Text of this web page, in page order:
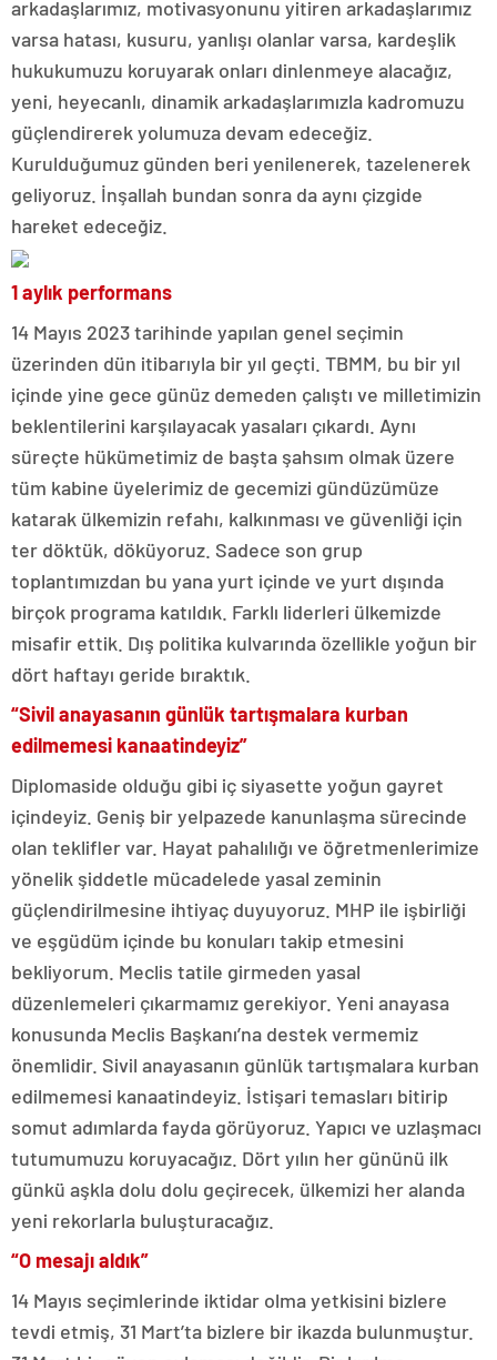
arkadaşlarımız, motivasyonunu yitiren arkadaşlarımız
varsa hatası, kusuru, yanlışı olanlar varsa, kardeşlik
hukukumuzu koruyarak onları dinlenmeye alacağız,
yeni, heyecanlı, dinamik arkadaşlarımızla kadromuzu
güçlendirerek yolumuza devam edeceğiz.
Kurulduğumuz günden beri yenilenerek, tazelenerek
geliyoruz. İnşallah bundan sonra da aynı çizgide
hareket edeceğiz.
1 aylık performans
14 Mayıs 2023 tarihinde yapılan genel seçimin
üzerinden dün itibarıyla bir yıl geçti. TBMM, bu bir yıl
içinde yine gece günüz demeden çalıştı ve milletimizin
beklentilerini karşılayacak yasaları çıkardı. Aynı
süreçte hükümetimiz de başta şahsım olmak üzere
tüm kabine üyelerimiz de gecemizi gündüzümüze
katarak ülkemizin refahı, kalkınması ve güvenliği için
ter döktük, döküyoruz. Sadece son grup
toplantımızdan bu yana yurt içinde ve yurt dışında
birçok programa katıldık. Farklı liderleri ülkemizde
misafir ettik. Dış politika kulvarında özellikle yoğun bir
dört haftayı geride bıraktık.
“Sivil anayasanın günlük tartışmalara kurban
edilmemesi kanaatindeyiz”
Diplomaside olduğu gibi iç siyasette yoğun gayret
içindeyiz. Geniş bir yelpazede kanunlaşma sürecinde
olan teklifler var. Hayat pahalılığı ve öğretmenlerimize
yönelik şiddetle mücadelede yasal zeminin
güçlendirilmesine ihtiyaç duyuyoruz. MHP ile işbirliği
ve eşgüdüm içinde bu konuları takip etmesini
bekliyorum. Meclis tatile girmeden yasal
düzenlemeleri çıkarmamız gerekiyor. Yeni anayasa
konusunda Meclis Başkanı’na destek vermemiz
önemlidir. Sivil anayasanın günlük tartışmalara kurban
edilmemesi kanaatindeyiz. İstişari temasları bitirip
somut adımlarda fayda görüyoruz. Yapıcı ve uzlaşmacı
tutumumuzu koruyacağız. Dört yılın her gününü ilk
günkü aşkla dolu dolu geçirecek, ülkemizi her alanda
yeni rekorlarla buluşturacağız.
“O mesajı aldık”
14 Mayıs seçimlerinde iktidar olma yetkisini bizlere
tevdi etmiş, 31 Mart’ta bizlere bir ikazda bulunmuştur.